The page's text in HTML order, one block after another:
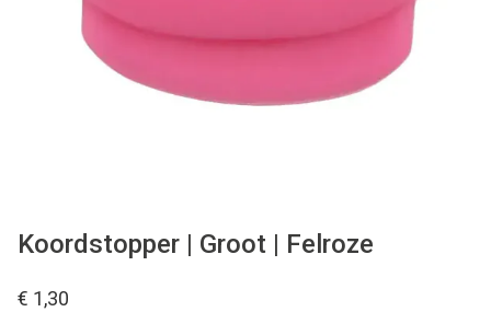
Solden
Koordstopper | Groot | Felroze
€ 1,30